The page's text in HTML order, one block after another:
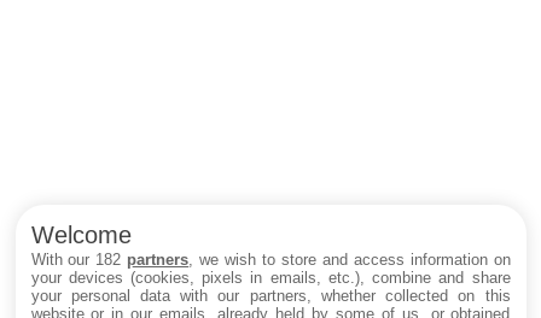
Welcome
With our 182 partners , we wish to store and access information on
your devices (cookies, pixels in emails, etc.), combine and share
your personal data with our partners, whether collected on this
website or in our emails, already held by some of us, or obtained